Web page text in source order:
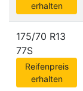
erhalten
175/70 R13
77S
Reifenpreis
erhalten